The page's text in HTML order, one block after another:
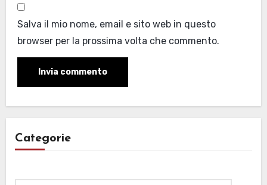
Salva il mio nome, email e sito web in questo
browser per la prossima volta che commento.
Categorie